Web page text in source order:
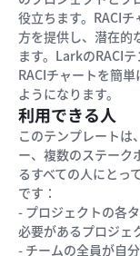
役立ちます。RACI
方を提供し、潜在的
ます。LarkのRACI
RACIチャートを簡
ようになります。
利用できる人
このテンプレートは
ー、複数のステーク
るすべての人にとっ
です：
- プロジェクトの各
必要があるプロジェ
- チームの全員が自